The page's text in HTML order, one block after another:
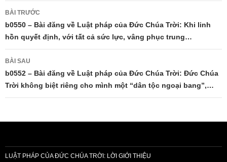
Điều
hướng
bài
viết
BÀI TRƯỚC
b0550 – Bài đăng về Luật pháp của Đức Chúa Trời: Khi linh
hồn quyết định, với tất cả sức lực, vâng phục trung…
BÀI SAU
b0552 – Bài đăng về Luật pháp của Đức Chúa Trời: Đức Chúa
Trời không biệt riêng cho mình một “dân tộc ngoại bang”,…
LUẬT PHÁP CỦA ĐỨC CHÚA TRỜI: LỜI GIỚI THIỆU